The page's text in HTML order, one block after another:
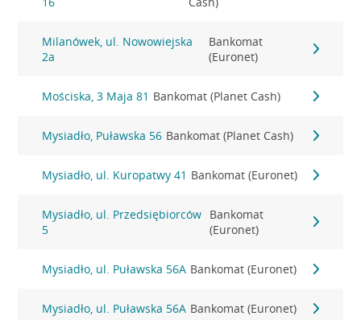
Milanówek, ul. Nowowiejska
2a
Bankomat
(Euronet)
Mościska, 3 Maja 81 Bankomat (Planet Cash)
Mysiadło, Puławska 56 Bankomat (Planet Cash)
Mysiadło, ul. Kuropatwy 41 Bankomat (Euronet)
Mysiadło, ul. Przedsiębiorców
5
Bankomat
(Euronet)
Mysiadło, ul. Puławska 56A Bankomat (Euronet)
Mysiadło, ul. Puławska 56A Bankomat (Euronet)